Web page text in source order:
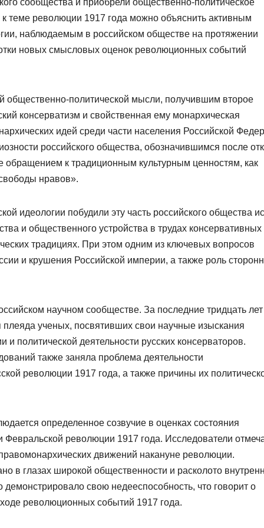
сообщества и приобрели общественно-политическое
теме революции 1917 года можно объяснить активным
наблюдаемым в российском обществе на протяжении
новых смысловых оценок революционных событий
общественно-политической мысли, получившим второе
консерватизм и свойственная ему монархическая
идей среди части населения Российской
российского общества, обозначившимся после
обращением к традиционным культурным ценностям, как
нравов».
идеологии побудили эту часть российского общества
и общественного устройства в трудах консервативных
традициях. При этом одним из ключевых вопросов
и крушения Российской империи, а также роль
научном сообществе. За последние тридцать
ученых, посвятивших свои научные изыскания
политической деятельности русских консерваторов.
также заняла проблема деятельности
революции 1917 года, а также причины их
определенное созвучие в оценках состояния
Февральской революции 1917 года. Исследователи
движений накануне революции.
в глазах широкой общественности и расколото
свою недееспособность, что говорит о
революционных событий 1917 года.